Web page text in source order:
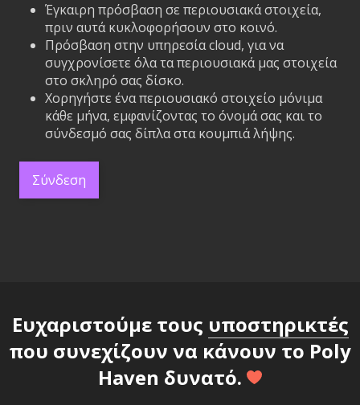
Έγκαιρη πρόσβαση σε περιουσιακά στοιχεία,
πριν αυτά κυκλοφορήσουν στο κοινό.
Πρόσβαση στην υπηρεσία cloud, για να
συγχρονίσετε όλα τα περιουσιακά μας στοιχεία
στο σκληρό σας δίσκο.
Χορηγήστε ένα περιουσιακό στοιχείο μόνιμα
κάθε μήνα, εμφανίζοντας το όνομά σας και το
σύνδεσμό σας δίπλα στα κουμπιά λήψης.
Σύνδεση
Ευχαριστούμε τους υποστηρικτές
που συνεχίζουν να κάνουν το Poly
Haven δυνατό.